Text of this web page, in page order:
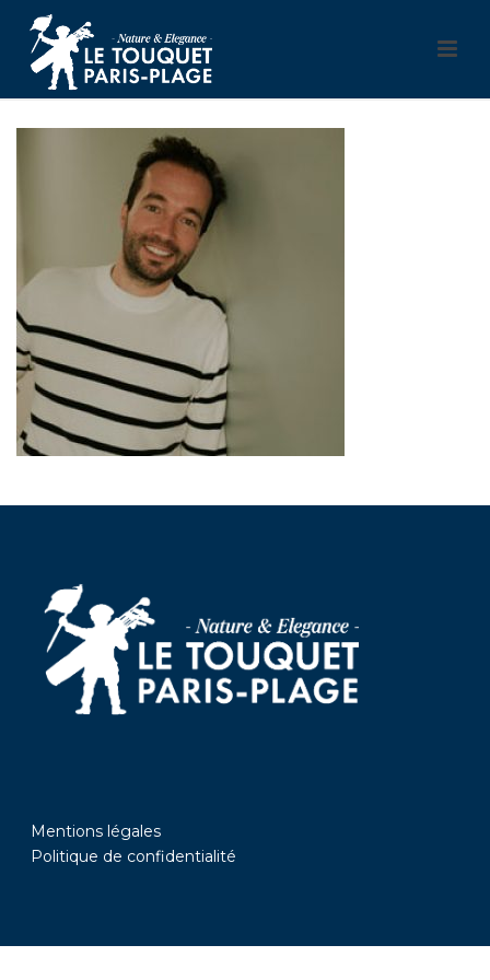
Mentions légales
Politique de confidentialité